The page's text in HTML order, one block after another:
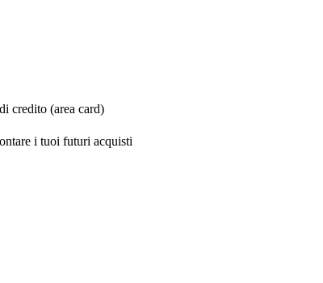
credito (area card)
i tuoi futuri acquisti